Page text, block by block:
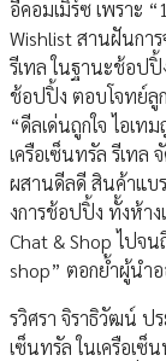
อีคอมเมิร์ซ เพราะ
Wishlist สานฝันการ
รีเทล ในฐานะช้อป
ช้อปปิ้ง ตอบโจทย์ลู
“ดีลเด่นถูกใจ ไอเ
เครือเซ็นทรัล รีเท
ผสานดีลดี สินค้าแบ
งการช้อปปิ้ง ทั้งห้า
Chat & Shop ไปจ
shop” ตอกย้ำผู้นำ
รวิศรา จิราธิวัฒน์ ป
เซ็นทรัล ในเครือเซ็